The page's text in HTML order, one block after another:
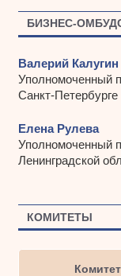
БИЗНЕС-
Валерий Калугин
Уполномоченный
Санкт-Петербурге
Елена Рулева
Уполномоченный
Ленинградской
КОМИТЕТЫ